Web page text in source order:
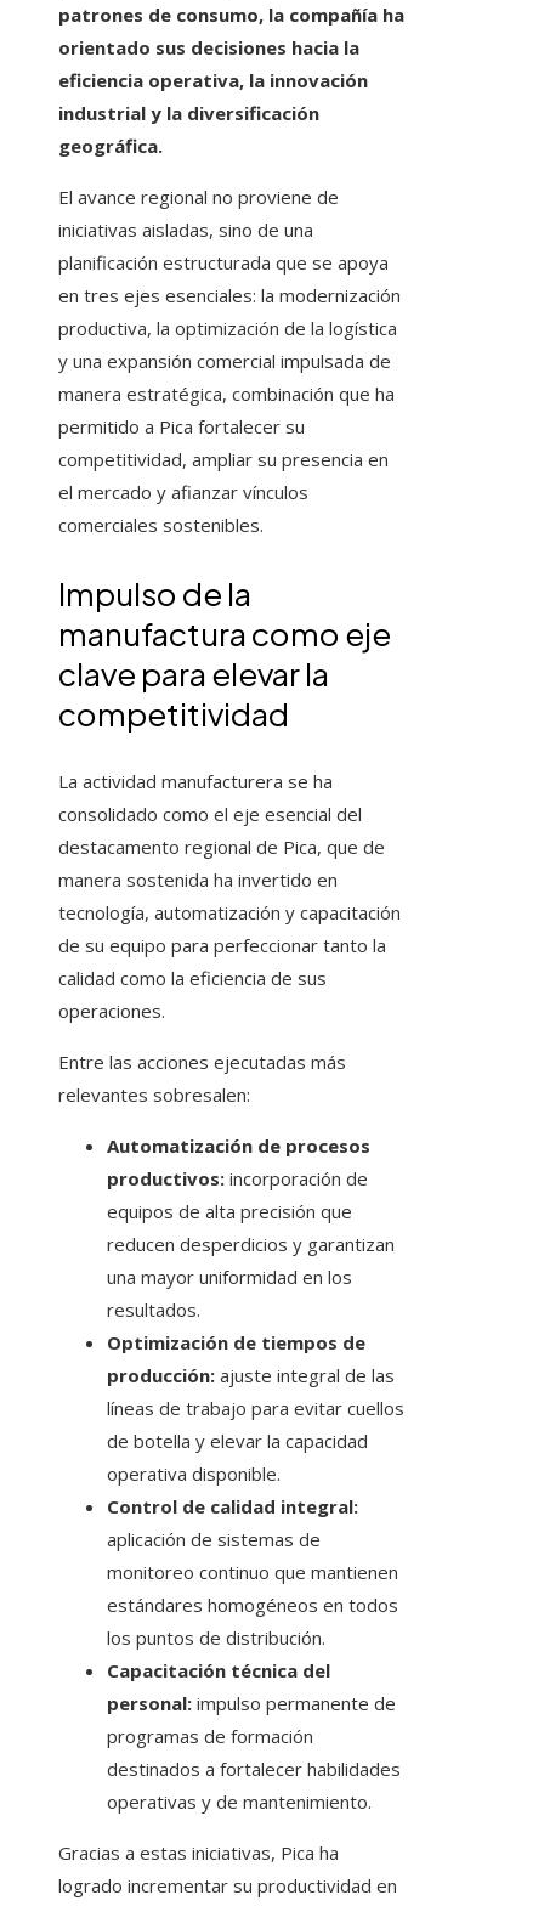
patrones de consumo, la compañía ha
orientado sus decisiones hacia la
eficiencia operativa, la innovación
industrial y la diversificación
geográfica.
El avance regional no proviene de
iniciativas aisladas, sino de una
planificación estructurada que se apoya
en tres ejes esenciales: la modernización
productiva, la optimización de la logística
y una expansión comercial impulsada de
manera estratégica, combinación que ha
permitido a Pica fortalecer su
competitividad, ampliar su presencia en
el mercado y afianzar vínculos
comerciales sostenibles.
Impulso de la
manufactura como eje
clave para elevar la
competitividad
La actividad manufacturera se ha
consolidado como el eje esencial del
destacamento regional de Pica, que de
manera sostenida ha invertido en
tecnología, automatización y capacitación
de su equipo para perfeccionar tanto la
calidad como la eficiencia de sus
operaciones.
Entre las acciones ejecutadas más
relevantes sobresalen:
Automatización de procesos
productivos: incorporación de
equipos de alta precisión que
reducen desperdicios y garantizan
una mayor uniformidad en los
resultados.
Optimización de tiempos de
producción: ajuste integral de las
líneas de trabajo para evitar cuellos
de botella y elevar la capacidad
operativa disponible.
Control de calidad integral:
aplicación de sistemas de
monitoreo continuo que mantienen
estándares homogéneos en todos
los puntos de distribución.
Capacitación técnica del
personal: impulso permanente de
programas de formación
destinados a fortalecer habilidades
operativas y de mantenimiento.
Gracias a estas iniciativas, Pica ha
logrado incrementar su productividad en